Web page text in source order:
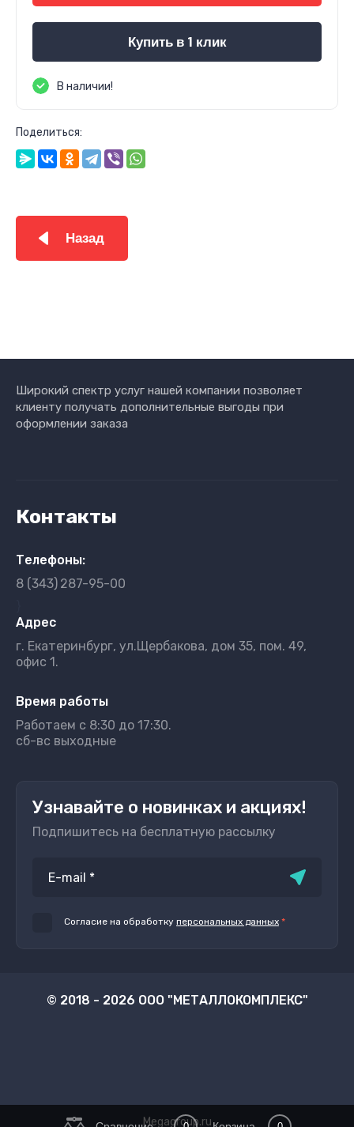
Купить в 1 клик
В наличии!
Поделиться:
Назад
Широкий спектр услуг нашей компании позволяет
клиенту получать дополнительные выгоды при
оформлении заказа
Контакты
Телефоны:
8 (343) 287-95-00
Адрес
г. Екатеринбург, ул.Щербакова, дом 35, пом. 49,
офис 1.
Время работы
Работаем с 8:30 до 17:30.
сб-вс выходные
Узнавайте о новинках и акциях!
Подпишитесь на бесплатную рассылку
Согласие на обработку персональных данных *
© 2018 - 2026 ООО "МЕТАЛЛОКОМПЛЕКС"
Megagroup.ru